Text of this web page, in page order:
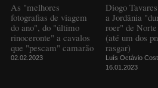
As "melhores
fotografias de viagem
do ano", do "último
rinoceronte" a cavalos
que "pescam" camarão
02.02.2023
Diogo
a Jordânia
roer" de
(até um dos
rasgar)
Luís Octávio
16.01.2023